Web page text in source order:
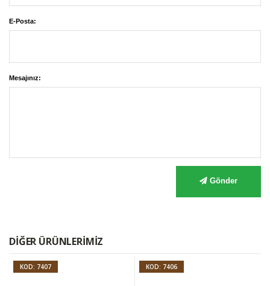
E-Posta:
Mesajınız:
Gönder
DIĞER ÜRÜNLERIMIZ
KOD: 7407 KOD: 7406